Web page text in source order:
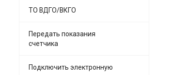
ТО ВДГО/ВКГО
Передать показания
счетчика
Подключить электронную